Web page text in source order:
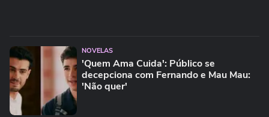
NOVELAS
'Quem Ama Cuida': Público se
decepciona com Fernando e Mau Mau:
'Não quer'